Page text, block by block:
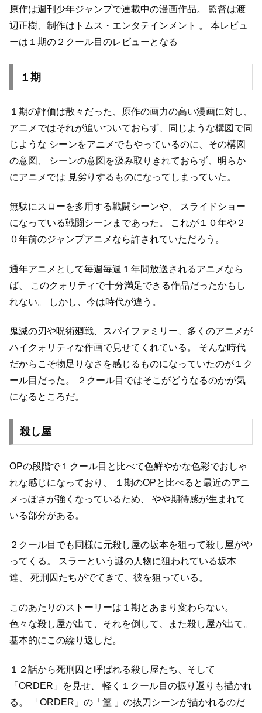
原作は週刊少年ジャンプで連載中の漫画作品。
監督は渡
辺正樹、制作はトムス・エンタテインメント 。
本レビュ
ーは１期の２クール目のレビューとなる
１期
１期の評価は散々だった、原作の画力の高い漫画に対し、
アニメではそれが追いついておらず、同じような構図で同
じような シーンをアニメでもやっているのに、その構図
の意図、
シーンの意図を汲み取りきれておらず、明らか
にアニメでは 見劣りするものになってしまっていた。
無駄にスローを多用する戦闘シーンや、
スライドショー
になっている戦闘シーンまであった。
これが１０年や２
０年前のジャンプアニメなら許されていただろう。
通年アニメとして毎週毎週１年間放送されるアニメなら
ば、
このクォリティで十分満足できる作品だったかもし
れない。
しかし、今は時代が違う。
鬼滅の刃や呪術廻戦、スパイファミリー、多くのアニメが
ハイクォリティな作画で見せてくれている。
そんな時代
だからこそ物足りなさを感じるものになっていたのが１ク
ール目だった。
２クール目ではそこがどうなるのかが気
になるところだ。
殺し屋
OPの段階で１クール目と比べて色鮮やかな色彩でおしゃ
れな感じになっており、
１期のOPと比べると最近のアニ
メっぽさが強くなっているため、
やや期待感が生まれて
いる部分がある。
２クール目でも同様に元殺し屋の坂本を狙って殺し屋がや
ってくる。
スラーという謎の人物に狙われている坂本
達、
死刑囚たちがでてきて、彼を狙っている。
このあたりのストーリーは１期とあまり変わらない。
色々な殺し屋が出て、それを倒して、また殺し屋が出て。
基本的にこの繰り返しだ。
１２話から死刑囚と呼ばれる殺し屋たち、そして
「ORDER」を見せ、
軽く１クール目の振り返りも描かれ
る。
「ORDER」の「篁 」の抜刀シーンが描かれるのだ